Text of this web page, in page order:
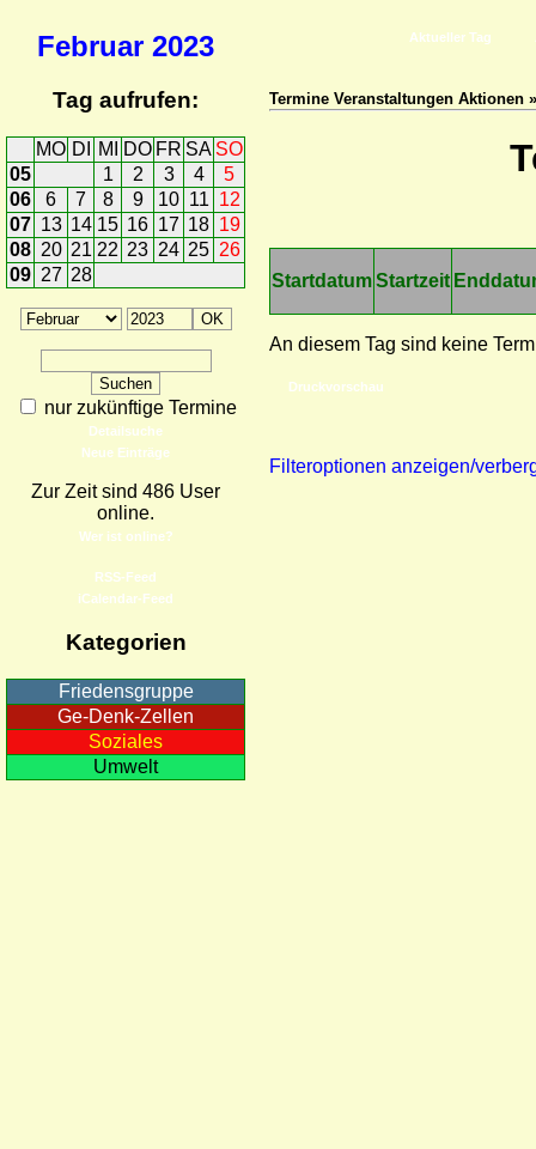
Februar 2023
Tag aufrufen:
MO DI MI DO FR SA SO
05
1 2 3 4
5
06
6 7 8 9 10 11 12
07 13 14 15 16 17 18 19
08 20 21 22 23 24 25 26
09 27 28
nur zukünftige Termine
Detailsuche
Neue Einträge
Zur Zeit sind 486 User
online.
Wer ist online?
RSS-Feed
iCalendar-Feed
Kategorien
Friedensgruppe
Ge-Denk-Zellen
Soziales
Umwelt
Aktueller Tag
Termine Veranstaltungen Aktionen
StartdatumStartzeit
An diesem Tag sind keine
Druckvorschau
Filteroptionen anzeigen/